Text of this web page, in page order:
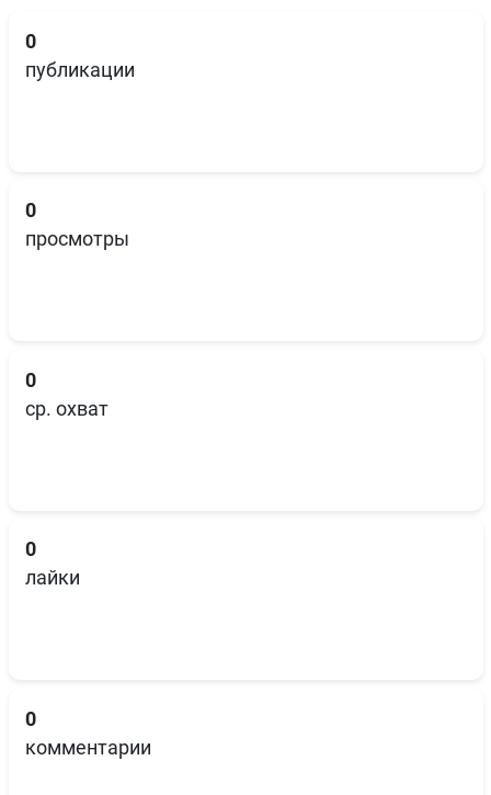
0
публикации
0
просмотры
0
ср. охват
0
лайки
0
комментарии